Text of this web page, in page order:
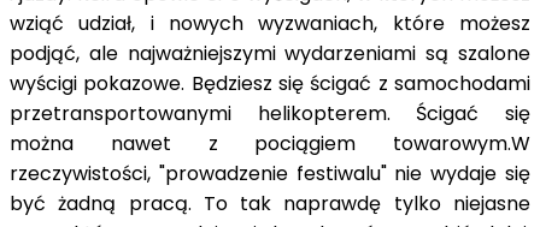
wziąć udział, i nowych wyzwaniach, które możesz
podjąć, ale najważniejszymi wydarzeniami są szalone
wyścigi pokazowe. Będziesz się ścigać z samochodami
przetransportowanymi helikopterem. Ścigać się
można nawet z pociągiem towarowym.W
rzeczywistości, "prowadzenie festiwalu" nie wydaje się
być żadną pracą. To tak naprawdę tylko niejasne